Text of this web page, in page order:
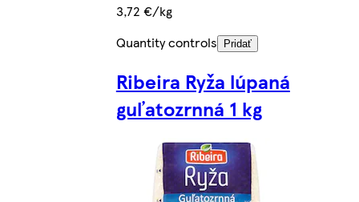
3,72 €/kg
Quantity controls
Pridať
Ribeira Ryža lúpaná
guľatozrnná 1 kg